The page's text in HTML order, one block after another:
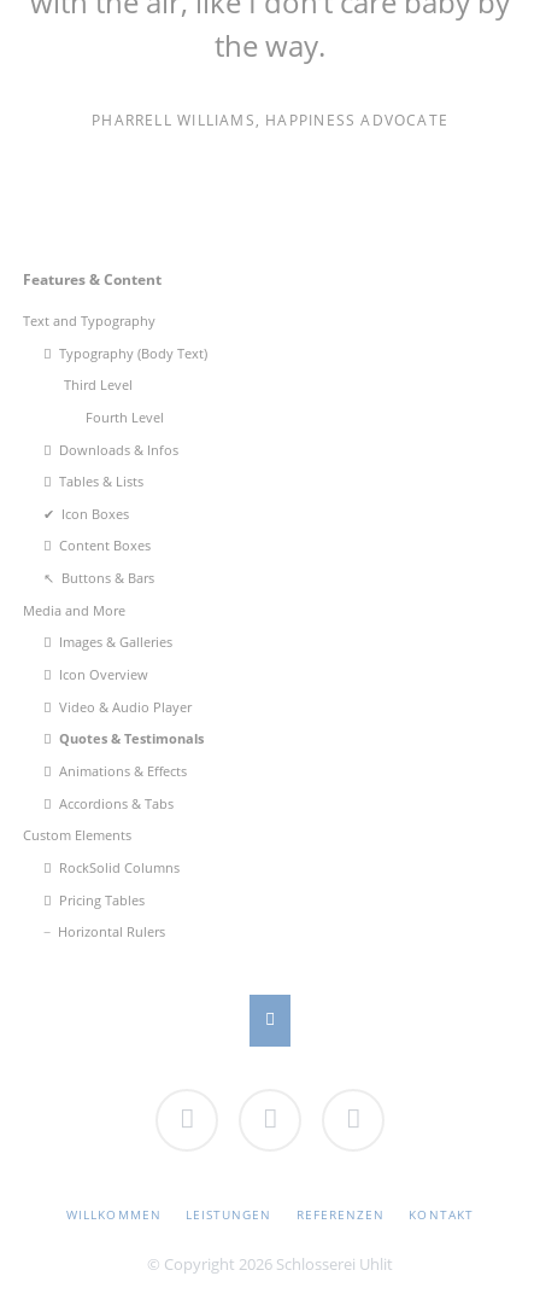
the way.
PHARRELL WILLIAMS, HAPPINESS ADVOCATE
Navigation
Features & Content
Text and Typography
Typography (Body Text)
Third Level
Fourth Level
Downloads & Infos
Tables & Lists
Icon Boxes
Content Boxes
Buttons & Bars
Media and More
Images & Galleries
Icon Overview
Video & Audio Player
Quotes & Testimonals
Animations & Effects
Accordions & Tabs
Custom Elements
RockSolid Columns
Pricing Tables
Horizontal Rulers
NAVIGATION
WILLKOMMEN LEISTUNGEN REFERENZEN KONTAKT
© Copyright 2026 Schlosserei Uhlit